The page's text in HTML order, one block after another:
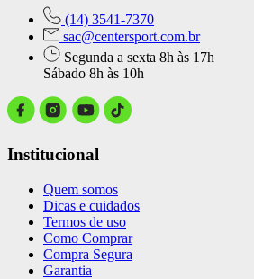
(14) 3541-7370
sac@centersport.com.br
Segunda a sexta 8h às 17h
Sábado 8h às 10h
Institucional
Quem somos
Dicas e cuidados
Termos de uso
Como Comprar
Compra Segura
Garantia